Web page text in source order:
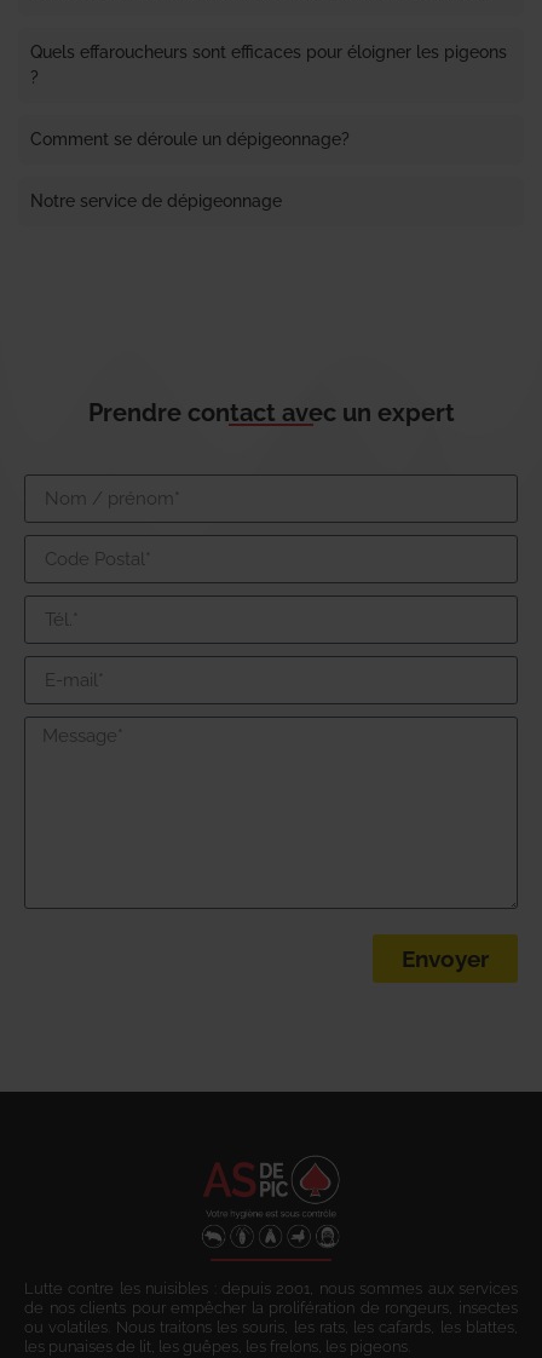
Quels effaroucheurs sont efficaces pour éloigner les pigeons
?
Comment se déroule un dépigeonnage?
Notre service de dépigeonnage
Prendre contact avec un expert
Envoyer
Lutte contre les nuisibles : depuis 2001, nous sommes aux services
de nos clients pour empêcher la prolifération de rongeurs, insectes
ou volatiles. Nous traitons les souris, les rats, les cafards, les blattes,
les punaises de lit, les guêpes, les frelons, les pigeons.